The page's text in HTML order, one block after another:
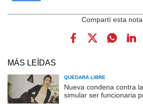
MÁS LEÍDAS
QUEDARÁ LIBRE
Nueva condena contra
simular ser funcionaria